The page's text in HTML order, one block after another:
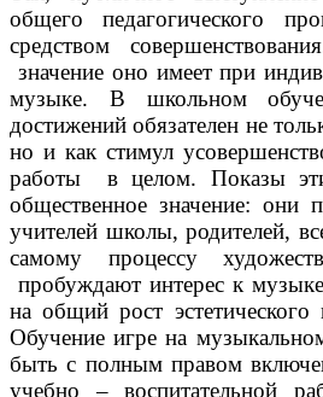
общего педагогического
средством
значение оно имеет при
музыке. В школьном
достижений обязателен не
но и как стимул
работы в целом. Показы
общественное значение: они
учителей школы, родителей,
самому процессу
пробуждают интерес к
на общий рост
Обучение игре на
быть с полным правом
учебно – воспитательной